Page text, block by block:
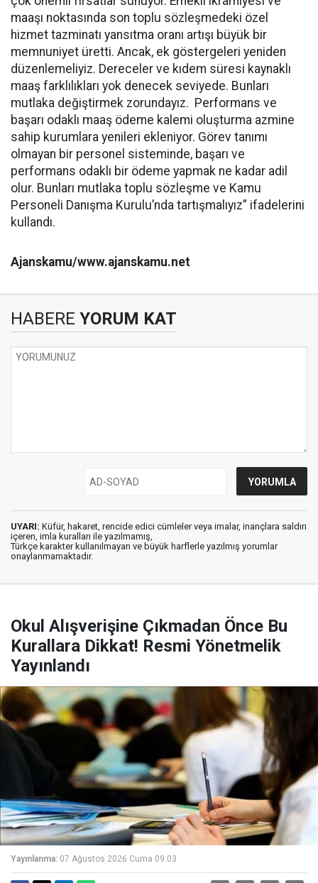
maaşı noktasında son toplu sözleşmedeki özel
hizmet tazminatı yansıtma oranı artışı büyük bir
memnuniyet üretti. Ancak, ek göstergeleri yeniden
düzenlemeliyiz. Dereceler ve kıdem süresi kaynaklı
maaş farklılıkları yok denecek seviyede. Bunları
mutlaka değiştirmek zorundayız. Performans ve
başarı odaklı maaş ödeme kalemi oluşturma azmine
sahip kurumlara yenileri ekleniyor. Görev tanımı
olmayan bir personel sisteminde, başarı ve
performans odaklı bir ödeme yapmak ne kadar adil
olur. Bunları mutlaka toplu sözleşme ve Kamu
Personeli Danışma Kurulu’nda tartışmalıyız” ifadelerini
kullandı.
Ajanskamu/www.ajanskamu.net
HABERE YORUM KAT
UYARI: Küfür, hakaret, rencide edici cümleler veya imalar, inançlara saldırı
içeren, imla kuralları ile yazılmamış,
Türkçe karakter kullanılmayan ve büyük harflerle yazılmış yorumlar
onaylanmamaktadır.
Okul Alışverişine Çıkmadan Önce Bu
Kurallara Dikkat! Resmi Yönetmelik
Yayınlandı
Yayınlanma: 07 Ağustos 2026 Cuma 09:03